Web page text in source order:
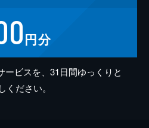
円分
ービスを、31日間ゆっくりと
ください。